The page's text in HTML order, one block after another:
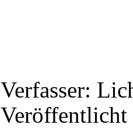
Verfasser:
Veröffentlicht